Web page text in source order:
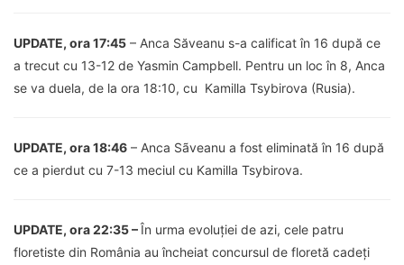
UPDATE, ora 17:45 – Anca Săveanu s-a calificat în 16 după ce
a trecut cu 13-12 de Yasmin Campbell. Pentru un loc în 8, Anca
se va duela, de la ora 18:10, cu Kamilla Tsybirova (Rusia).
UPDATE, ora 18:46 – Anca Sãveanu a fost eliminată în 16 după
ce a pierdut cu 7-13 meciul cu Kamilla Tsybirova.
UPDATE, ora 22:35 –În urma evoluției de azi, cele patru
floretiste din România au încheiat concursul de floretă cadeți